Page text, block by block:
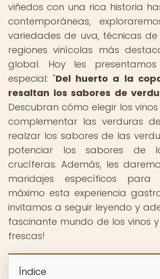
viñedos con una rica historia
contemporáneas,
variedades de uva, técnicas de
regiones vinícolas más
global. Hoy les
especial: "Del huerto a la
resaltan los sabores de
Descubran cómo elegir los
complementar las verduras
realzar los sabores de las
potenciar los sabores de
crucíferas. Además, les
maridajes específicos
máximo esta experiencia
invitamos a seguir leyendo y
fascinante mundo de los vinos
frescas!
Índice